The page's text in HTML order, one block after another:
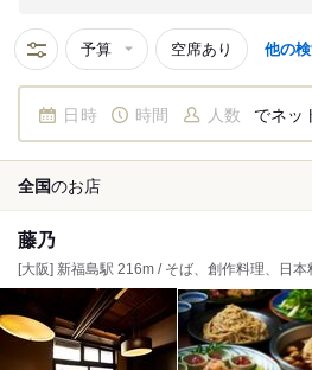
予算 空席あり 他の
日時 時間 人数 でネッ
全国のお店
藤乃
[大阪] 新福島駅 216m / そば、創作料理、日本